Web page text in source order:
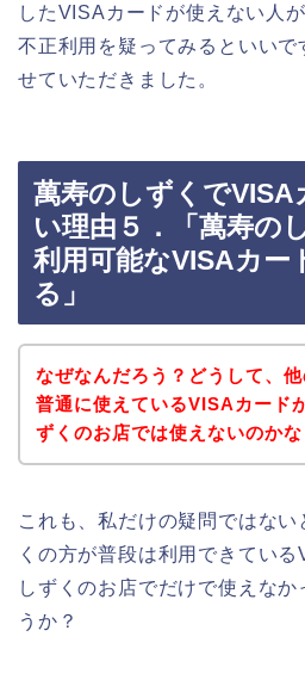
したVISAカードが使えない人
不正利用を疑ってみるといいで
せていただきました。
萬寿のしずくでVISA
い理由５．「萬寿の
利用可能なVISAカー
る」
なぜなんだろう？どうして、
普通に使えているVISAカード
ずくのお店では使えないのかな
これも、私だけの疑問ではな
くの方が普段は利用できてい
しずくのお店でだけで使えなか
うか？